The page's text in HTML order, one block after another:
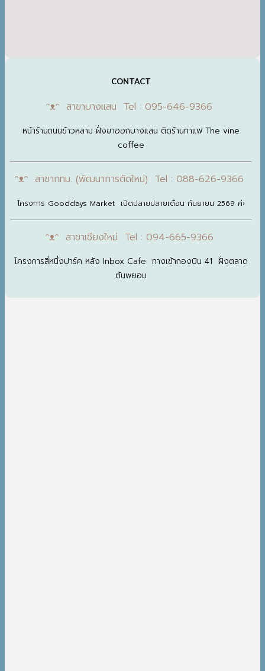
CONTACT
ᵔᴥᵔ สาขาบางแสน Tel : 095-646-9366
หน้าร้านถนนข้าวหลาม ฝั่งขาออกบางแสน ติดร้านกาแฟ The vine
coffee
ᵔᴥᵔ สาขากทม. (พัฒนาการตัดใหม่) Tel : 088-626-9366
โครงการ Gooddays Market เปิดปลายปลายเดือน กันยายน 2569 ค่ะ
ᵔᴥᵔ สาขาเชียงใหม่ Tel : 094-665-9366
โครงการสี่หนึ่งปาร์ค หลัง Inbox Cafe ทางเข้ากองบิน 41 ฝั่งตลาด
ต้นพยอม